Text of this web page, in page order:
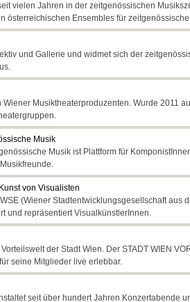
vielen Jahren in der zeitgenössischen
österreichischen Ensembles für
und Gallerie und widmet sich der
Musiktheaterproduzenten. Wurde 2011
Musik
Musik ist Plattform für
von Visualisten
(Wiener Stadtentwicklungsgesellschaft aus
und repräsentiert VisualkünstlerInnen.
der Stadt Wien. Der STADT WIEN
seine Mitglieder live erlebbar.
seit über hundert Jahren Konzertabende